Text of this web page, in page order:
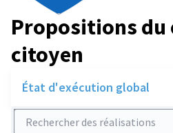
Propositions du
citoyen
État d'exécution global
Rechercher des réalisations